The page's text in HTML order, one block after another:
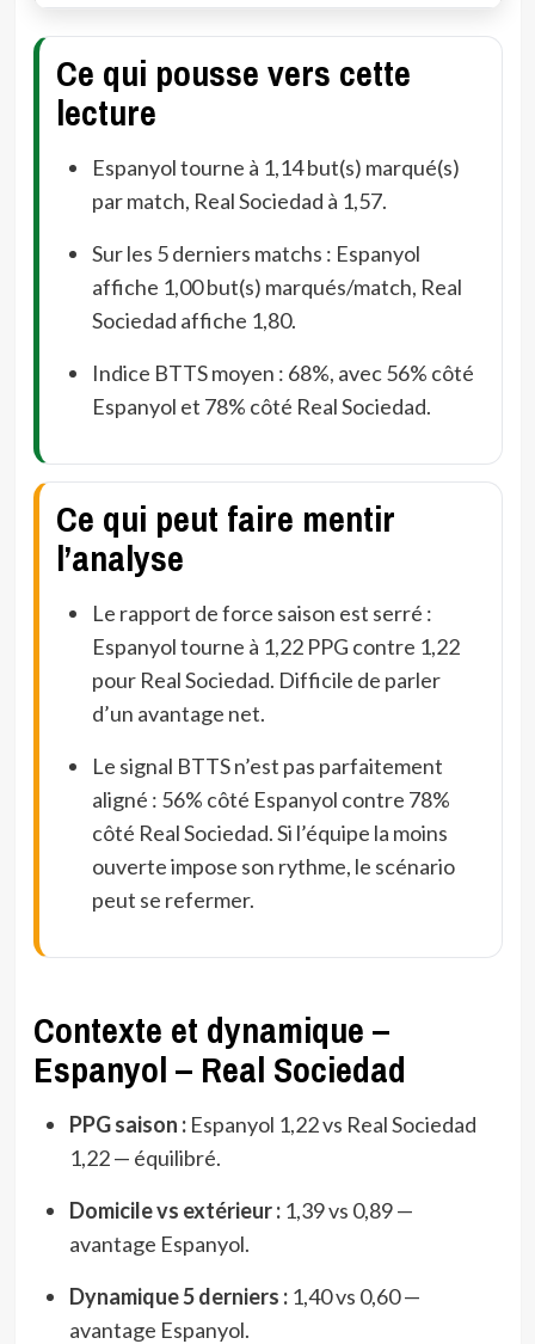
Ce qui pousse vers cette
lecture
Espanyol tourne à 1,14 but(s) marqué(s)
par match, Real Sociedad à 1,57.
Sur les 5 derniers matchs : Espanyol
affiche 1,00 but(s) marqués/match, Real
Sociedad affiche 1,80.
Indice BTTS moyen : 68%, avec 56% côté
Espanyol et 78% côté Real Sociedad.
Ce qui peut faire mentir
l’analyse
Le rapport de force saison est serré :
Espanyol tourne à 1,22 PPG contre 1,22
pour Real Sociedad. Difficile de parler
d’un avantage net.
Le signal BTTS n’est pas parfaitement
aligné : 56% côté Espanyol contre 78%
côté Real Sociedad. Si l’équipe la moins
ouverte impose son rythme, le scénario
peut se refermer.
Contexte et dynamique –
Espanyol – Real Sociedad
PPG saison :Espanyol 1,22 vs Real Sociedad
1,22 — équilibré.
Domicile vs extérieur :1,39 vs 0,89 —
avantage Espanyol.
Dynamique 5 derniers :1,40 vs 0,60 —
avantage Espanyol.